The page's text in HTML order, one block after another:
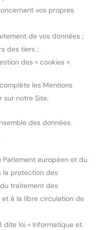
vos propres
de vos données ;
des tiers ;
des « cookies ».
les Mentions
sur notre Site.
des données
Parlement européen et du
la protection des
traitement des
à la libre circulation de
dite loi « Informatique et